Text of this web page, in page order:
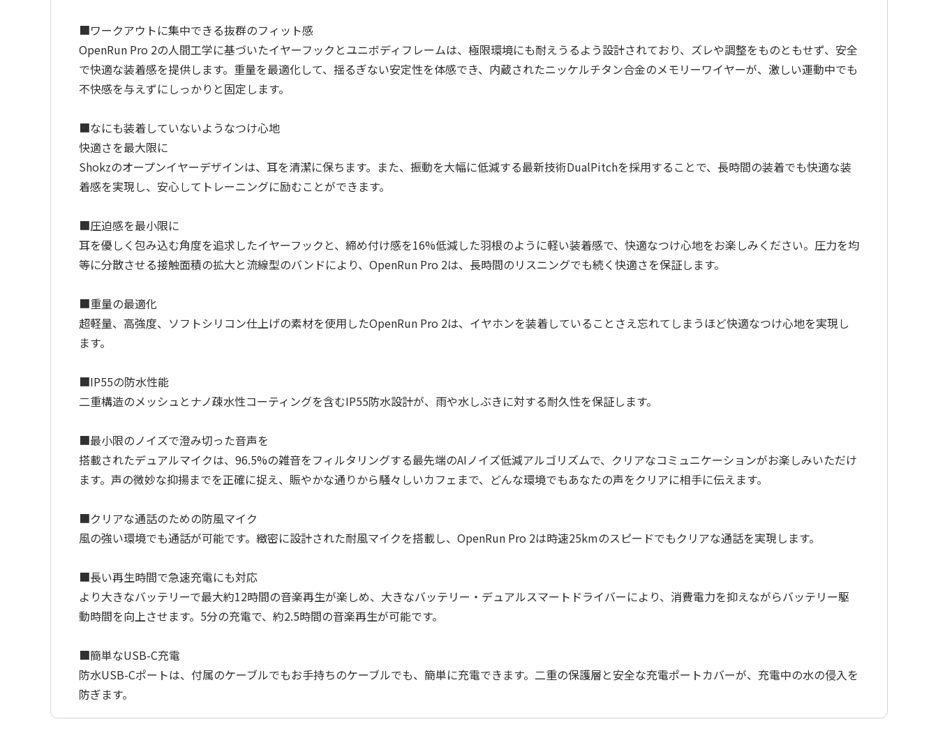
■ワークアウトに集中できる抜群のフィット感
OpenRun Pro 2の人間工学に基づいたイヤーフックとユニボディフレームは、極限環境にも耐えうるよう設計されており、ズレや調整をものともせず、安全
で快適な装着感を提供します。重量を最適化して、揺るぎない安定性を体感でき、内蔵されたニッケルチタン合金のメモリーワイヤーが、激しい運動中でも
不快感を与えずにしっかりと固定します。
■なにも装着していないようなつけ心地
快適さを最大限に
Shokzのオープンイヤーデザインは、耳を清潔に保ちます。また、振動を大幅に低減する最新技術DualPitchを採用することで、長時間の装着でも快適な装
着感を実現し、安心してトレーニングに励むことができます。
■圧迫感を最小限に
耳を優しく包み込む角度を追求したイヤーフックと、締め付け感を16%低減した羽根のように軽い装着感で、快適なつけ心地をお楽しみください。圧力を均
等に分散させる接触面積の拡大と流線型のバンドにより、OpenRun Pro 2は、長時間のリスニングでも続く快適さを保証します。
■重量の最適化
超軽量、高強度、ソフトシリコン仕上げの素材を使用したOpenRun Pro 2は、イヤホンを装着していることさえ忘れてしまうほど快適なつけ心地を実現し
ます。
■IP55の防水性能
二重構造のメッシュとナノ疎水性コーティングを含むIP55防水設計が、雨や水しぶきに対する耐久性を保証します。
■最小限のノイズで澄み切った音声を
搭載されたデュアルマイクは、96.5%の雑音をフィルタリングする最先端のAIノイズ低減アルゴリズムで、クリアなコミュニケーションがお楽しみいただけ
ます。声の微妙な抑揚までを正確に捉え、賑やかな通りから騒々しいカフェまで、どんな環境でもあなたの声をクリアに相手に伝えます。
■クリアな通話のための防風マイク
風の強い環境でも通話が可能です。緻密に設計された耐風マイクを搭載し、OpenRun Pro 2は時速25kmのスピードでもクリアな通話を実現します。
■長い再生時間で急速充電にも対応
より大きなバッテリーで最大約12時間の音楽再生が楽しめ、大きなバッテリー・デュアルスマートドライバーにより、消費電力を抑えながらバッテリー駆
動時間を向上させます。5分の充電で、約2.5時間の音楽再生が可能です。
■簡単なUSB-C充電
防水USB-Cポートは、付属のケーブルでもお手持ちのケーブルでも、簡単に充電できます。二重の保護層と安全な充電ポートカバーが、充電中の水の侵入を
防ぎます。